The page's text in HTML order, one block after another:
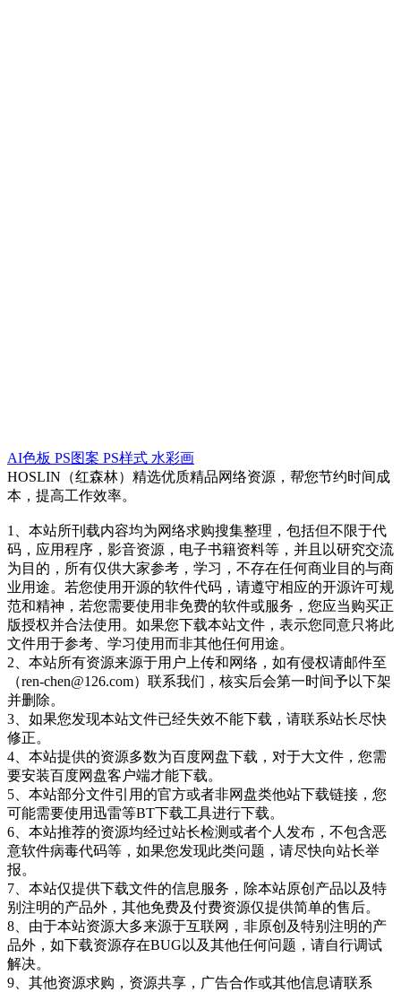
AI色板 PS图案 PS样式 水彩画
HOSLIN（红森林）精选优质精品网络资源，帮您节约时间成
本，提高工作效率。
1、本站所刊载内容均为网络求购搜集整理，包括但不限于代
码，应用程序，影音资源，电子书籍资料等，并且以研究交流
为目的，所有仅供大家参考，学习，不存在任何商业目的与商
业用途。若您使用开源的软件代码，请遵守相应的开源许可规
范和精神，若您需要使用非免费的软件或服务，您应当购买正
版授权并合法使用。如果您下载本站文件，表示您同意只将此
文件用于参考、学习使用而非其他任何用途。
2、本站所有资源来源于用户上传和网络，如有侵权请邮件至
（ren-chen@126.com）联系我们，核实后会第一时间予以下架
并删除。
3、如果您发现本站文件已经失效不能下载，请联系站长尽快
修正。
4、本站提供的资源多数为百度网盘下载，对于大文件，您需
要安装百度网盘客户端才能下载。
5、本站部分文件引用的官方或者非网盘类他站下载链接，您
可能需要使用迅雷等BT下载工具进行下载。
6、本站推荐的资源均经过站长检测或者个人发布，不包含恶
意软件病毒代码等，如果您发现此类问题，请尽快向站长举
报。
7、本站仅提供下载文件的信息服务，除本站原创产品以及特
别注明的产品外，其他免费及付费资源仅提供简单的售后。
8、由于本站资源大多来源于互联网，非原创及特别注明的产
品外，如下载资源存在BUG以及其他任何问题，请自行调试
解决。
9、其他资源求购，资源共享，广告合作或其他信息请联系